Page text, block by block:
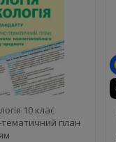
10 клас
план